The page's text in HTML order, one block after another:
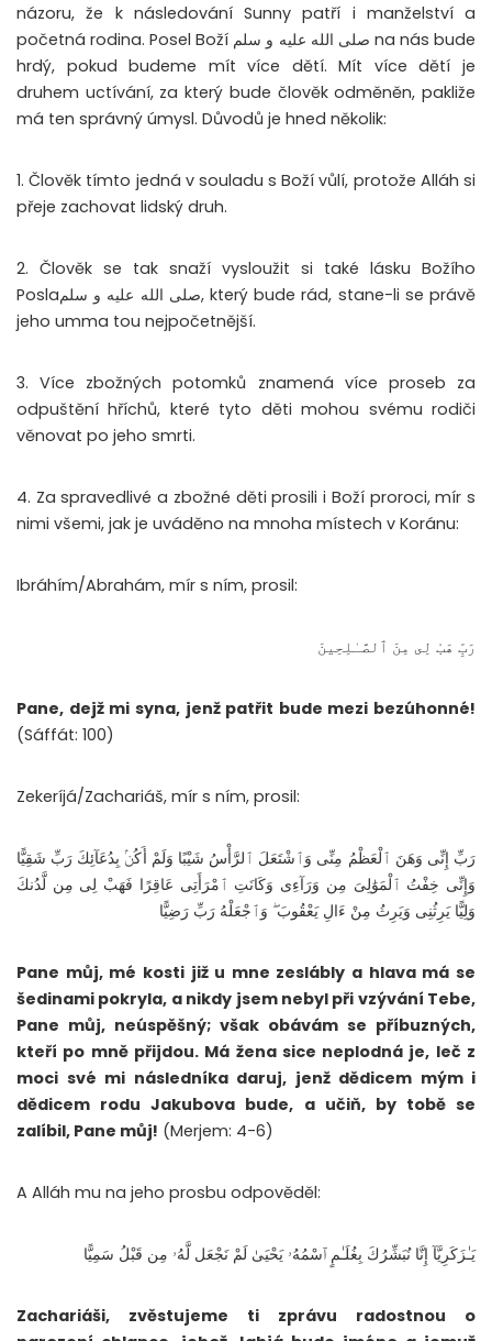
názoru, že k následování Sunny patří i manželství a
početná rodina. Posel Boží صلى الله عليه و سلم na nás bude
hrdý, pokud budeme mít více dětí. Mít více dětí je
druhem uctívání, za který bude člověk odměněn, pakliže
má ten správný úmysl. Důvodů je hned několik:
1. Člověk tímto jedná v souladu s Boží vůlí, protože Alláh si
přeje zachovat lidský druh.
2. Člověk se tak snaží vysloužit si také lásku Božího
Poslaصلى الله عليه و سلم, který bude rád, stane-li se právě
jeho umma tou nejpočetnější.
3. Více zbožných potomků znamená více proseb za
odpuštění hříchů, které tyto děti mohou svému rodiči
věnovat po jeho smrti.
4. Za spravedlivé a zbožné děti prosili i Boží proroci, mír s
nimi všemi, jak je uváděno na mnoha místech v Koránu:
Ibráhím/Abrahám, mír s ním, prosil:
رَبِّ هَبْ لِى مِنَ ٱلصَّـٰلِحِينَ
Pane, dejž mi syna, jenž patřit bude mezi bezúhonné!
(Sáffát: 100)
Zekeríjá/Zachariáš, mír s ním, prosil:
رَبِّ إِنِّى وَهَنَ ٱلْعَظْمُ مِنِّى وَٱشْتَعَلَ ٱلرَّأْسُ شَيْبًا وَلَمْ أَكُنۢ بِدُعَآئِكَ رَبِّ شَقِيًّا
وَإِنِّى خِفْتُ ٱلْمَوَٰلِىَ مِن وَرَآءِى وَكَانَتِ ٱمْرَأَتِى عَاقِرًا فَهَبْ لِى مِن لَّدُنكَ
وَلِيًّا يَرِثُنِى وَيَرِثُ مِنْ ءَالِ يَعْقُوبَ ۖ وَٱجْعَلْهُ رَبِّ رَضِيًّا
Pane můj, mé kosti již u mne zeslábly a hlava má se
šedinami pokryla, a nikdy jsem nebyl při vzývání Tebe,
Pane můj, neúspěšný; však obávám se příbuzných,
kteří po mně přijdou. Má žena sice neplodná je, leč z
moci své mi následníka daruj, jenž dědicem mým i
dědicem rodu Jakubova bude, a učiň, by tobě se
zalíbil, Pane můj! (Merjem: 4-6)
A Alláh mu na jeho prosbu odpověděl:
يَـٰزَكَرِيَّآ إِنَّا نُبَشِّرُكَ بِغُلَـٰمٍ ٱسْمُهُۥ يَحْيَىٰ لَمْ نَجْعَل لَّهُۥ مِن قَبْلُ سَمِيًّا
Zachariáši, zvěstujeme ti zprávu radostnou o